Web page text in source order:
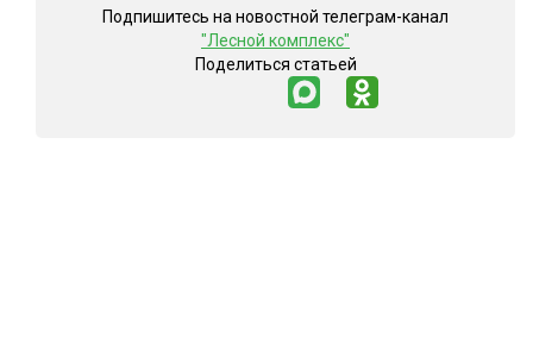
Подпишитесь на новостной телеграм-канал
"Лесной комплекс"
Поделиться статьей